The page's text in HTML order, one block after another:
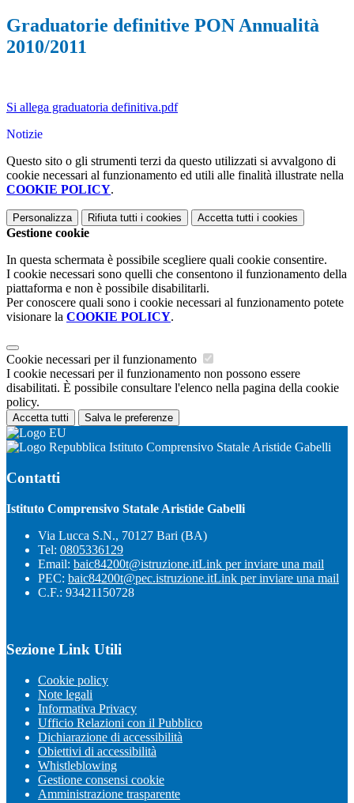
Graduatorie definitive PON Annualità
2010/2011
Si allega graduatoria definitiva.pdf
Notizie
Questo sito o gli strumenti terzi da questo utilizzati si avvalgono di
cookie necessari al funzionamento ed utili alle finalità illustrate nella
COOKIE POLICY.
Personalizza Rifiuta tutti i cookies Accetta tutti i cookies
Gestione cookie
In questa schermata è possibile scegliere quali cookie consentire.
I cookie necessari sono quelli che consentono il funzionamento della
piattaforma e non è possibile disabilitarli.
Per conoscere quali sono i cookie necessari al funzionamento potete
visionare la COOKIE POLICY.
Cookie necessari per il funzionamento
I cookie necessari per il funzionamento non possono essere
disabilitati. È possibile consultare l'elenco nella pagina della cookie
policy.
Accetta tutti Salva le preferenze
Istituto Comprensivo Statale Aristide Gabelli
Contatti
Istituto Comprensivo Statale Aristide Gabelli
Via Lucca S.N., 70127 Bari (BA)
Tel: 0805336129
Email: baic84200t@istruzione.itLink per inviare una mail
PEC: baic84200t@pec.istruzione.itLink per inviare una mail
C.F.: 93421150728
Sezione Link Utili
Cookie policy
Note legali
Informativa Privacy
Ufficio Relazioni con il Pubblico
Dichiarazione di accessibilità
Obiettivi di accessibilità
Whistleblowing
Gestione consensi cookie
Amministrazione trasparente